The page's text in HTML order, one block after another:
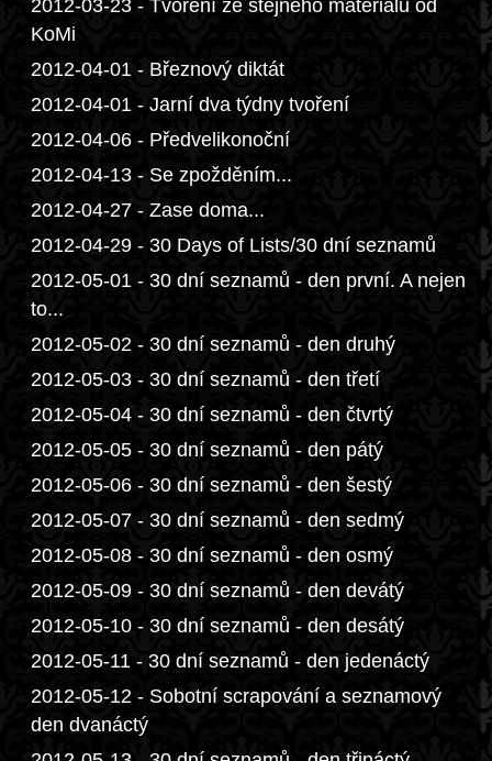
2012-03-23 - Tvoření ze stejného materiálu od
KoMi
2012-04-01 - Březnový diktát
2012-04-01 - Jarní dva týdny tvoření
2012-04-06 - Předvelikonoční
2012-04-13 - Se zpožděním...
2012-04-27 - Zase doma...
2012-04-29 - 30 Days of Lists/30 dní seznamů
2012-05-01 - 30 dní seznamů - den první. A nejen
to...
2012-05-02 - 30 dní seznamů - den druhý
2012-05-03 - 30 dní seznamů - den třetí
2012-05-04 - 30 dní seznamů - den čtvrtý
2012-05-05 - 30 dní seznamů - den pátý
2012-05-06 - 30 dní seznamů - den šestý
2012-05-07 - 30 dní seznamů - den sedmý
2012-05-08 - 30 dní seznamů - den osmý
2012-05-09 - 30 dní seznamů - den devátý
2012-05-10 - 30 dní seznamů - den desátý
2012-05-11 - 30 dní seznamů - den jedenáctý
2012-05-12 - Sobotní scrapování a seznamový
den dvanáctý